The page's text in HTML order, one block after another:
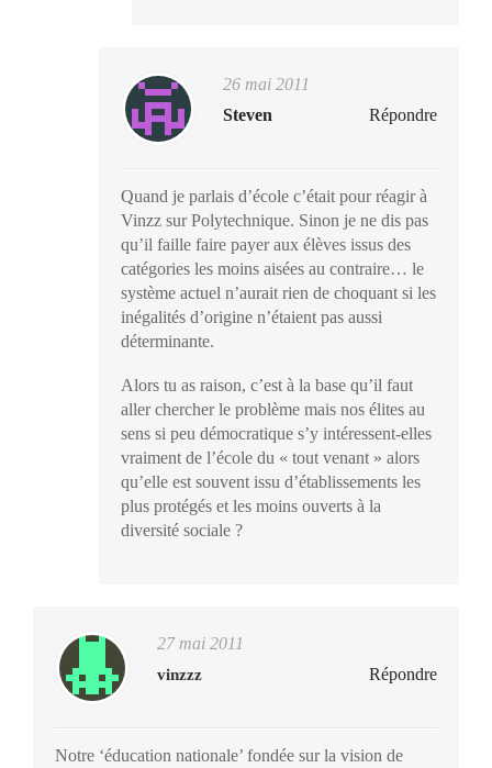
26 mai 2011
Steven
Répondre
Quand je parlais d’école c’était pour réagir à
Vinzz sur Polytechnique. Sinon je ne dis pas
qu’il faille faire payer aux élèves issus des
catégories les moins aisées au contraire… le
système actuel n’aurait rien de choquant si les
inégalités d’origine n’étaient pas aussi
déterminante.
Alors tu as raison, c’est à la base qu’il faut
aller chercher le problème mais nos élites au
sens si peu démocratique s’y intéressent-elles
vraiment de l’école du « tout venant » alors
qu’elle est souvent issu d’établissements les
plus protégés et les moins ouverts à la
diversité sociale ?
27 mai 2011
vinzzz Répondre
Notre ‘éducation nationale’ fondée sur la vision de